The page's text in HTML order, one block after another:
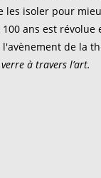
isoler pour
ans est
de la
à travers l’art.